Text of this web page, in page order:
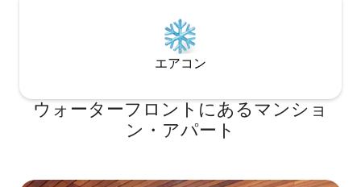
エアコン
ウォーターフロントにあるマンショ
ン・アパート